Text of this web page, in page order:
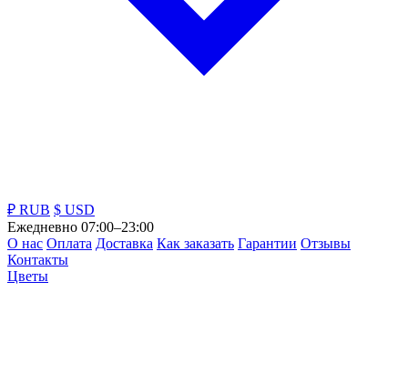
₽ RUB $ USD
Ежедневно 07:00–23:00
О нас Оплата Доставка Как заказать Гарантии Отзывы
Контакты
Цветы